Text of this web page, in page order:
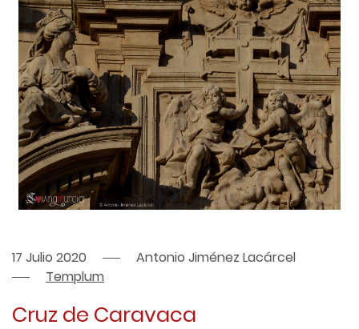
17 Julio 2020
Antonio Jiménez Lacárcel
Templum
Cruz de Caravaca